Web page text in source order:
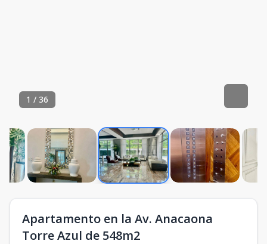
1 / 36
Apartamento en la Av. Anacaona
Torre Azul de 548m2